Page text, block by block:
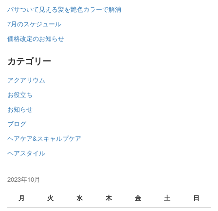
パサついて見える髪を艶色カラーで解消
7月のスケジュール
価格改定のお知らせ
カテゴリー
アクアリウム
お役立ち
お知らせ
ブログ
ヘアケア&スキャルプケア
ヘアスタイル
2023年10月
月
火 水 木 金 土 日